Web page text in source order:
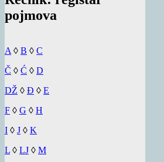
pojmova
A ◊ B ◊ C
Č ◊ Ć ◊ D
DŽ ◊ Đ ◊ E
F ◊ G ◊ H
I ◊ J ◊ K
L ◊ LJ ◊ M